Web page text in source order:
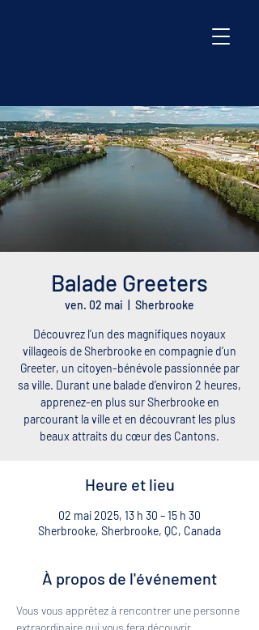
Balade Greeters
ven. 02 mai Sherbrooke
Découvrez l’un des magnifiques noyaux
villageois de Sherbrooke en compagnie d’un
Greeter, un citoyen-bénévole passionnée par
sa ville. Durant une balade d’environ 2 heures,
apprenez-en plus sur Sherbrooke en
parcourant la ville et en découvrant les plus
beaux attraits du cœur des Cantons.
Heure et lieu
02 mai 2025, 13 h 30 – 15 h 30
Sherbrooke, Sherbrooke, QC, Canada
À propos de l'événement
Vous vous apprêtez à rencontrer une personne
extraordinaire qui vous fera découvrir